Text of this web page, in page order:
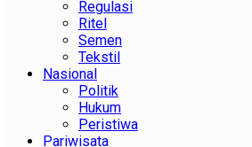
Regulasi
Ritel
Semen
Tekstil
Nasional
Politik
Hukum
Peristiwa
Pariwisata